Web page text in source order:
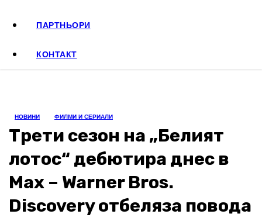
ПАРТНЬОРИ
КОНТАКТ
НОВИНИ ФИЛМИ И СЕРИАЛИ
Трети сезон на „Белият
лотос“ дебютира днес в
Max – Warner Bros.
Discovery отбеляза повода